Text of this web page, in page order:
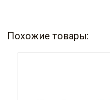
Похожие товары: